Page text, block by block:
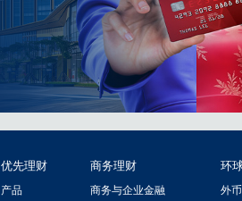
优先理财
产品
商务理财
商务与企业金融
环
外